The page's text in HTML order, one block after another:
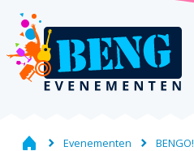
Evenementen BENGO!